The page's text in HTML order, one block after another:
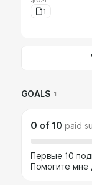
1
GOALS 1
0 of 10 paid
Первые 10
Помогите мне